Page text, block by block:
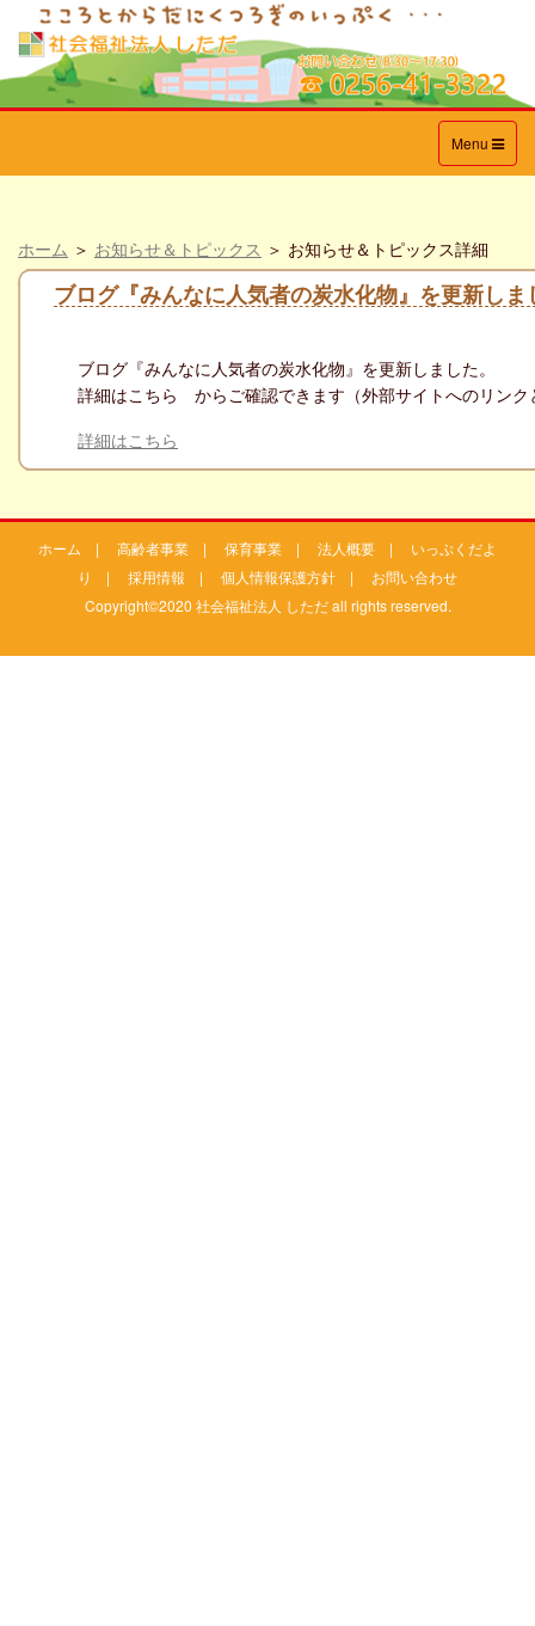
Toggle
navigation
Menu
ホーム ＞ お知らせ＆トピックス ＞ お知らせ＆トピックス詳細
ブログ『みんなに人気者の炭水化物』を更新しま
ブログ『みんなに人気者の炭水化物』を更新しました。
詳細はこちら からご確認できます（外部サイトへのリンク
詳細はこちら
ホーム | 高齢者事業 | 保育事業 | 法人概要 | いっぷくだよ
り
| 採用情報 | 個人情報保護方針 | お問い合わせ
Copyright©2020 社会福祉法人 しただ all rights reserved.